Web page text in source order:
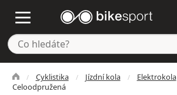
Cyklistika Jízdní kola Elektrokola
Celoodpružená